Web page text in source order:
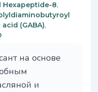
Hexapeptide-8,
(GABA),
на основе
и